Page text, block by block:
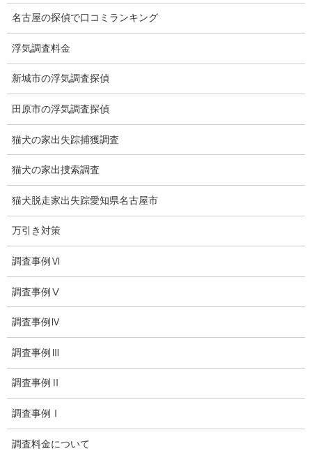
有責配偶者からの離婚
浮気をする人
探偵社の選び方
浮気度チェック
会社案内
損害保険調査
会社沿革
プライバシーポリシー
探偵業法
探偵エッセイ
探偵コラム
探偵日記
名古屋の探偵で口コミランキング
浮気調査料金
新城市の浮気調査探偵
田原市の浮気調査探偵
猫犬の家出失踪捕獲調査
猫犬の家出捜索調査
猫犬脱走家出失踪愛知県名古屋市
万引き対策
調査事例Ⅵ
調査事例Ⅴ
調査事例Ⅳ
調査事例Ⅲ
調査事例Ⅱ
調査事例Ⅰ
調査料金について